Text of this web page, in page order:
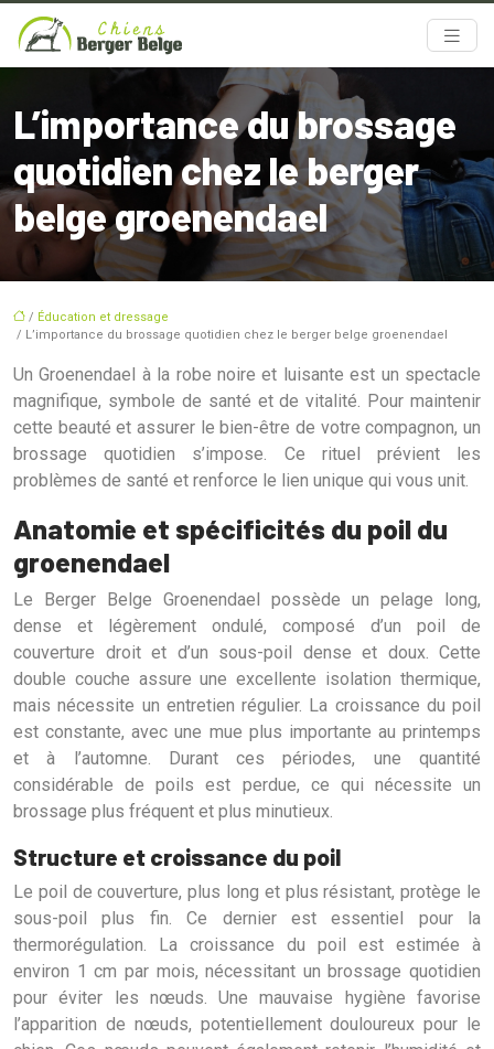
L’importance du brossage
quotidien chez le berger
belge groenendael
/ Éducation et dressage
/ L’importance du brossage quotidien chez le berger belge groenendael
Un Groenendael à la robe noire et luisante est un spectacle
magnifique, symbole de santé et de vitalité. Pour maintenir
cette beauté et assurer le bien-être de votre compagnon, un
brossage quotidien s’impose. Ce rituel prévient les
problèmes de santé et renforce le lien unique qui vous unit.
Anatomie et spécificités du poil du
groenendael
Le Berger Belge Groenendael possède un pelage long,
dense et légèrement ondulé, composé d’un poil de
couverture droit et d’un sous-poil dense et doux. Cette
double couche assure une excellente isolation thermique,
mais nécessite un entretien régulier. La croissance du poil
est constante, avec une mue plus importante au printemps
et à l’automne. Durant ces périodes, une quantité
considérable de poils est perdue, ce qui nécessite un
brossage plus fréquent et plus minutieux.
Structure et croissance du poil
Le poil de couverture, plus long et plus résistant, protège le
sous-poil plus fin. Ce dernier est essentiel pour la
thermorégulation. La croissance du poil est estimée à
environ 1 cm par mois, nécessitant un brossage quotidien
pour éviter les nœuds. Une mauvaise hygiène favorise
l’apparition de nœuds, potentiellement douloureux pour le